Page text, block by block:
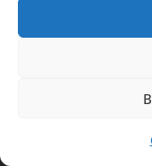
Disclaimer